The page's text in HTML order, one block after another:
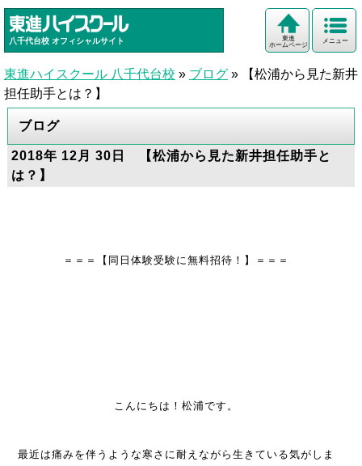
八千代台校 オフィシャルサイト メニュー
東進
ホームページ
東進ハイスクール 八千代台校 » ブログ »
【松浦から見た新井
担任助手とは？】
ブログ
2018年 12月 30日 【松浦から見た新井担任助手と
は？】
＝＝＝【同日体験受験に無料招待！】＝＝＝
こんにちは！松浦です。
最近は痛みを伴うような寒さに耐えながら生きている気がしま